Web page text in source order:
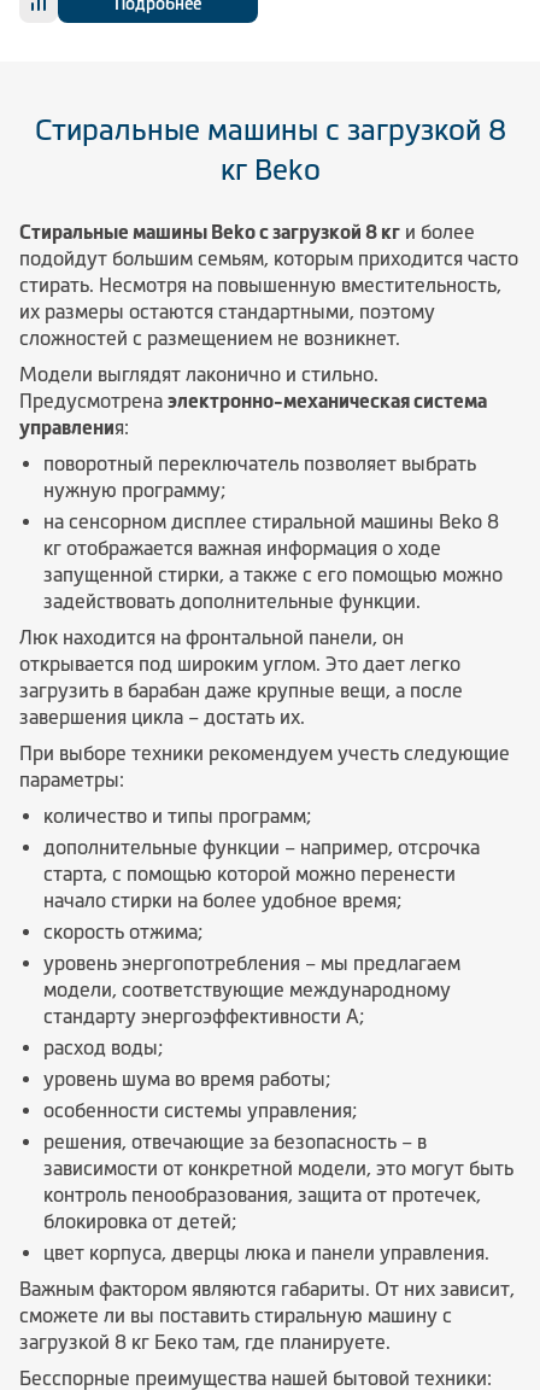
Стиральные машины с загрузкой 8
кг Beko
Стиральные машины Beko с загрузкой 8 кг и более
подойдут большим семьям, которым приходится часто
стирать. Несмотря на повышенную вместительность,
их размеры остаются стандартными, поэтому
сложностей с размещением не возникнет.
Модели выглядят лаконично и стильно.
Предусмотрена электронно-механическая система
управления:
поворотный переключатель позволяет выбрать
нужную программу;
на сенсорном дисплее стиральной машины Beko 8
кг отображается важная информация о ходе
запущенной стирки, а также с его помощью можно
задействовать дополнительные функции.
Люк находится на фронтальной панели, он
открывается под широким углом. Это дает легко
загрузить в барабан даже крупные вещи, а после
завершения цикла – достать их.
При выборе техники рекомендуем учесть следующие
параметры:
количество и типы программ;
дополнительные функции – например, отсрочка
старта, с помощью которой можно перенести
начало стирки на более удобное время;
скорость отжима;
уровень энергопотребления – мы предлагаем
модели, соответствующие международному
стандарту энергоэффективности A;
расход воды;
уровень шума во время работы;
особенности системы управления;
решения, отвечающие за безопасность – в
зависимости от конкретной модели, это могут быть
контроль пенообразования, защита от протечек,
блокировка от детей;
цвет корпуса, дверцы люка и панели управления.
Важным фактором являются габариты. От них зависит,
сможете ли вы поставить стиральную машину с
загрузкой 8 кг Беко там, где планируете.
Бесспорные преимущества нашей бытовой техники: